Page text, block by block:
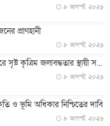
৮ আগস্ট, ২০২৬
প্রাণহানী
৮ আগস্ট, ২০২৬
সৃষ্ট কৃত্রিম জলাবদ্ধতার স্থায়ী স...
৮ আগস্ট, ২০২৬
ও ভূমি অধিকার নিশ্চিতের দাবি
৮ আগস্ট, ২০২৬